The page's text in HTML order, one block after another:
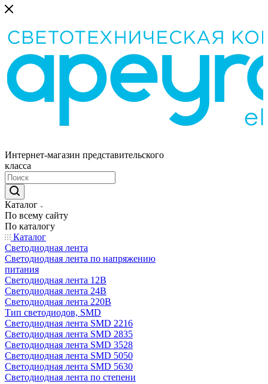
Интернет-магазин представительского
класса
Каталог
По всему сайту
По каталогу
Каталог
Светодиодная лента
Светодиодная лента по напряжению
питания
Светодиодная лента 12В
Светодиодная лента 24В
Светодиодная лента 220В
Тип светодиодов, SMD
Cветодиодная лента SMD 2216
Светодиодная лента SMD 2835
Светодиодная лента SMD 3528
Светодиодная лента SMD 5050
Светодиодная лента SMD 5630
Светодиодная лента по степени